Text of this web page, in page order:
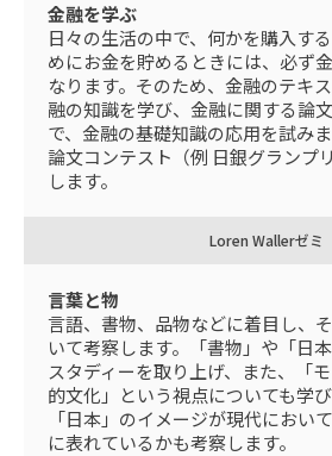
金融を学ぶ
日々の生活の中で、何かを購入す
めにお金を貯めるときには、必ず
なります。そのため、金融のテキ
融の知識を学び、金融に関する論
で、金融の基礎知識の応用を試み
論文コンテスト（例 日銀グランプ
します。
Loren Wallerゼミ
言葉と物
言語、書物、品物などに着目し、
いて考察します。「書物」や「日
スタディーを取り上げ、また、「
的文化」という視点についても学び
「日本」のイメージが現代におい
に表れているかも考察します。